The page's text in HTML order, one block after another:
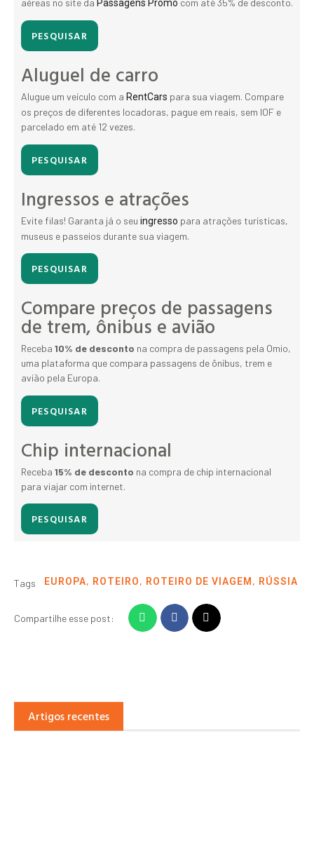
aéreas no site da Passagens Promo com até 35% de desconto.
PESQUISAR
Aluguel de carro
Alugue um veículo com a RentCars para sua viagem. Compare
os preços de diferentes locadoras, pague em reais, sem IOF e
parcelado em até 12 vezes.
PESQUISAR
Ingressos e atrações
Evite filas! Garanta já o seu ingresso para atrações turísticas,
museus e passeios durante sua viagem.
PESQUISAR
Compare preços de passagens
de trem, ônibus e avião
Receba 10% de desconto na compra de passagens pela Omio,
uma plataforma que compara passagens de ônibus, trem e
avião pela Europa.
PESQUISAR
Chip internacional
Receba 15% de desconto na compra de chip internacional
para viajar com internet.
PESQUISAR
Tags EUROPA, ROTEIRO, ROTEIRO DE VIAGEM , RÚSSIA
Compartilhe esse post:
Artigos recentes